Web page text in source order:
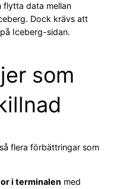
flytta data mellan
Dock krävs att
Iceberg-sidan.
som
flera förbättringar som
i terminalen med